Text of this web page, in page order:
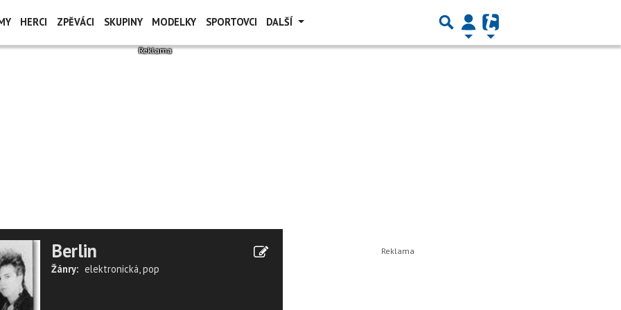
HERCI ZPĚVÁCI SKUPINY MODELKY SPORTOVCI DALŠÍ
Berlin
Žánry: elektronická,pop